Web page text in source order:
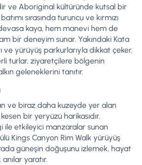
ve Aboriginal kültüründe kutsal bir
sırasında turuncu ve kırmızı
kaya, hem manevi hem de
bir deneyim sunar. Yakındaki Kata
ve yürüyüş parkurlarıyla dikkat çeker.
turlar, ziyaretçilere bölgenin
geleneklerini tanıtır.
ve biraz daha kuzeyde yer alan
bir yeryüzü harikasıdır.
ile etkileyici manzaralar sunan
Kings Canyon Rim Walk yürüyüş
güneşin doğuşunu izlemek, hayat
yaratır.